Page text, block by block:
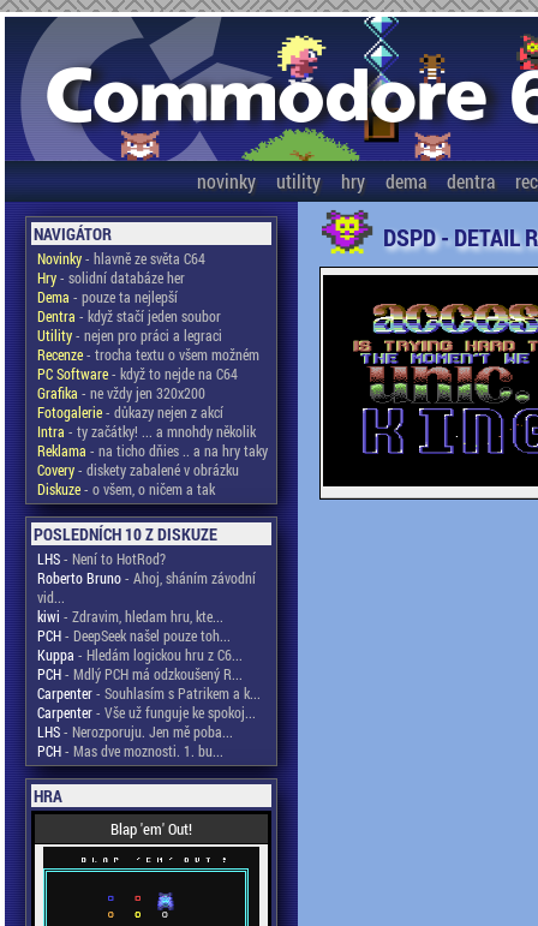
novinky utility hry dema dentra
NAVIGÁTOR
Novinky- hlavně ze světa C64
Hry- solidní databáze her
Dema - pouze ta nejlepší
Dentra - když stačí jeden soubor
Utility- nejen pro práci a legraci
Recenze- trocha textu o všem možném
PC Software- když to nejde na C64
Grafika - ne vždy jen 320x200
Fotogalerie- důkazy nejen z akcí
Intra - ty začátky! ... a mnohdy několik
Reklama - na ticho dňies .. a na hry taky
Covery- diskety zabalené v obrázku
Diskuze- o všem, o ničem a tak
POSLEDNÍCH 10 Z DISKUZE
LHS- Není to HotRod?
Roberto Bruno- Ahoj, sháním závodní
vid...
kiwi - Zdravim, hledam hru, kte...
PCH- DeepSeek našel pouze toh...
Kuppa - Hledám logickou hru z C6...
PCH- Mdlý PCH má odzkoušený R...
Carpenter- Souhlasím s Patrikem a k...
Carpenter- Vše už funguje ke spokoj...
LHS- Nerozporuju. Jen mě poba...
PCH- Mas dve moznosti. 1. bu...
HRA
Blap 'em' Out!
DSPD - DETAIL